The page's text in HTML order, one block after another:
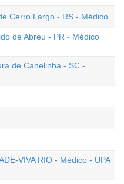
Cerro Largo - RS - Médico
de Abreu - PR - Médico
de Canelinha - SC -
VIVA RIO - Médico - UPA